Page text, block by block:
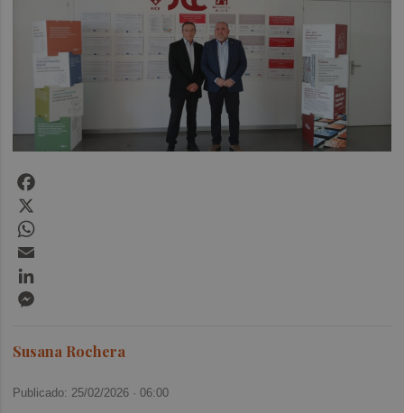
Susana Rochera
Publicado: 25/02/2026 ·06:00